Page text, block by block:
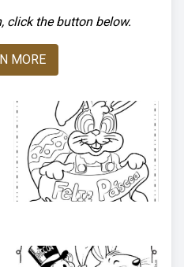
click the button below.
MORE